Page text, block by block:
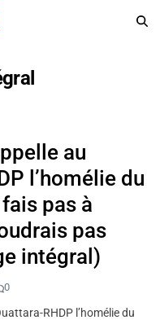
au
l’homélie du
pas à
pas
intégral)
0
RHDP l’homélie du